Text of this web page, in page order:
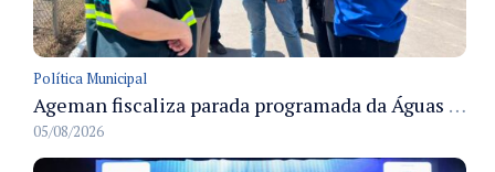
Política Municipal
Ageman fiscaliza parada programada da Águas de Manaus e acompanha restabelecimento gradual do abastecimento em Manaus
05/08/2026